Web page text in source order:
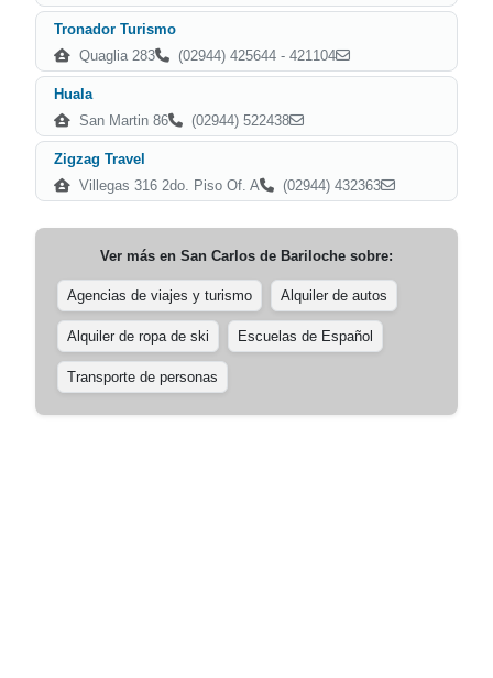
Tronador Turismo
Quaglia 283
(02944) 425644 - 421104
Huala
San Martin 86
(02944) 522438
Zigzag Travel
Villegas 316 2do. Piso Of. A
(02944) 432363
Ver más en San Carlos de Bariloche sobre:
Agencias de viajes y turismo Alquiler de autos
Alquiler de ropa de ski Escuelas de Español
Transporte de personas